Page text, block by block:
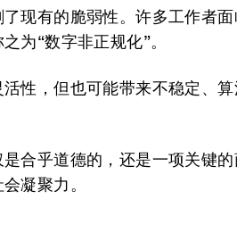
现有的脆弱性。许多工作者
为“数字非正规化”。
性，但也可能带来不稳定、
合乎道德的，还是一项关键的
凝聚力。